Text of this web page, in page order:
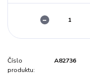
Číslo
produktu:
A82736